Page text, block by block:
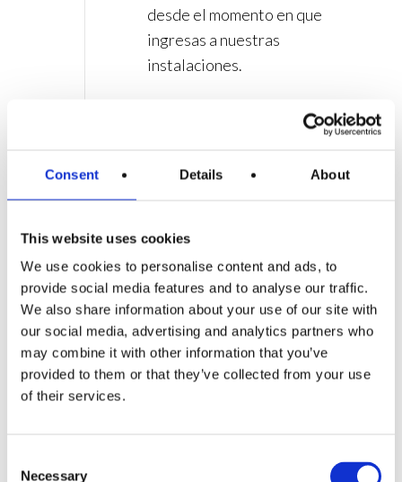
Consent Details About
This website uses cookies
We use cookies to personalise content and ads, to
provide social media features and to analyse our traffic.
We also share information about your use of our site with
our social media, advertising and analytics partners who
may combine it with other information that you’ve
provided to them or that they’ve collected from your use
of their services.
Necessary
desde el momento en que
ingresas a nuestras
instalaciones.
entregarte resultados que
transformen tu sonrisa y
mejoren tu calidad de vida.
Ya sea a través de
tratamientos estéticos
dentales, restaurativos o